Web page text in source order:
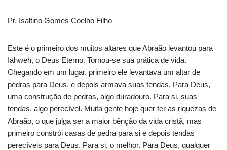
Pr. Isaltino Gomes Coelho Filho
Este é o primeiro dos muitos altares que Abraão levantou para
Iahweh, o Deus Eterno. Tornou-se sua prática de vida.
Chegando em um lugar, primeiro ele levantava um altar de
pedras para Deus, e depois armava suas tendas. Para Deus,
uma construção de pedras, algo duradouro. Para si, suas
tendas, algo perecível. Muita gente hoje quer ter as riquezas de
Abraão, o que julga ser a maior bênção da vida cristã, mas
primeiro constrói casas de pedra para si e depois tendas
perecíveis para Deus. Para si, o melhor. Para Deus, qualquer